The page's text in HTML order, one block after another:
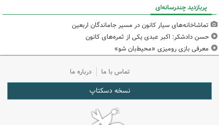
پربازدید چندرسانه‌ای
تماشاخانه‌های سیار کانون در مسیر جاماندگان اربعین
حسن دادشکر: اکبر عبدی یکی از ثمره‌های کانون
معرفی بازی رومیزی «محیط‌بان شو»
تماس با ما درباره ما
نسخه دسکتاپ